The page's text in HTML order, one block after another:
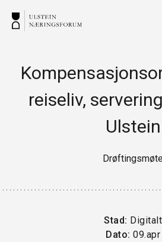
reiseliv,
Ulstein
Stad: Digitalt
Dato: 09.apr